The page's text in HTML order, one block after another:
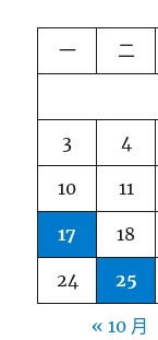
一 二
3 4
10 11
17 18
24 25
« 10 月